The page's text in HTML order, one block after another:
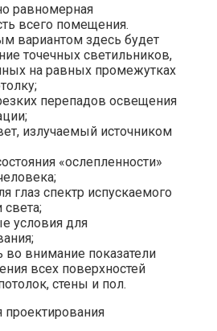
равномерная
всего помещения.
вариантом здесь будет
точечных светильников,
на равных промежутках
перепадов освещения
излучаемый источником
«ослепленности»
глаз спектр испускаемого
условия для
во внимание показатели
всех поверхностей
стены и пол.